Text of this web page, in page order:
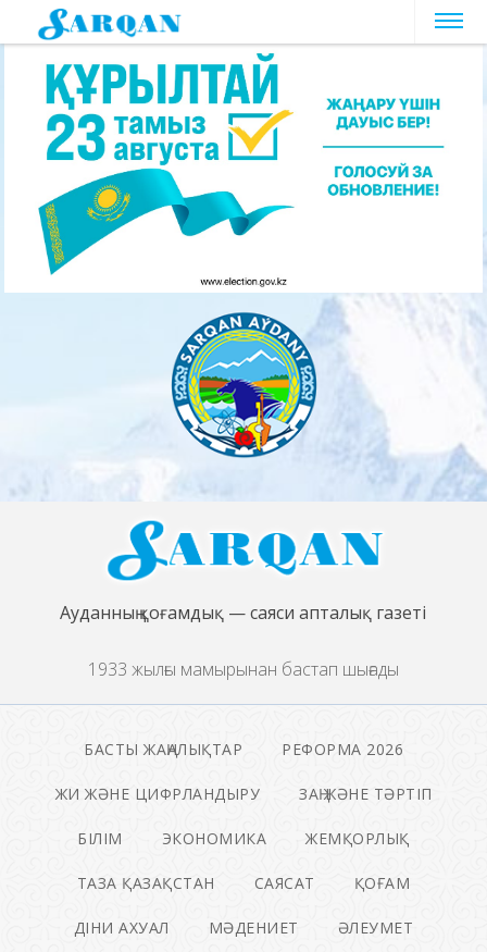
Ауданның қоғамдық — саяси апталық газеті
1933 жылғы мамырынан бастап шығады
БАСТЫ ЖАҢАЛЫҚТАР РЕФОРМА 2026
ЖИ ЖӘНЕ ЦИФРЛАНДЫРУ ЗАҢ ЖӘНЕ ТӘРТІП
БІЛІМ ЭКОНОМИКА ЖЕМҚОРЛЫҚ
ТАЗА ҚАЗАҚСТАН САЯСАТ ҚОҒАМ
ДІНИ АХУАЛ МӘДЕНИЕТ ӘЛЕУМЕТ